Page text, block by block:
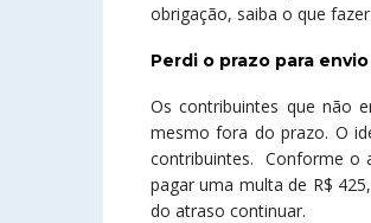
obrigação, saiba o que
Perdi o prazo para envio
Os contribuintes que não
mesmo fora do prazo. O
contribuintes. Conforme o
pagar uma multa de R$
do atraso continuar.